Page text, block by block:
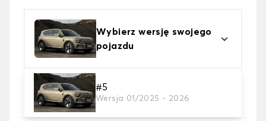
Wybierz wersję swojego
pojazdu
#5
Wersja 01/2025 - 2026
2. Materiał
wybierz materiał dywanika samochodowego